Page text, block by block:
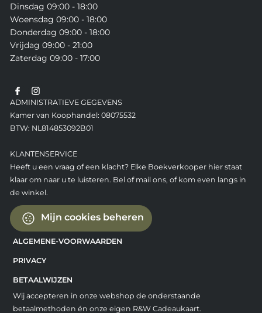
Dinsdag 09:00 - 18:00
Woensdag 09:00 - 18:00
Donderdag 09:00 - 18:00
Vrijdag 09:00 - 21:00
Zaterdag 09:00 - 17:00
ADMINISTRATIEVE GEGEVENS
Kamer van Koophandel: 08075532
BTW: NL814853092B01
KLANTENSERVICE
Heeft u een vraag of een klacht? Elke Boekverkooper hier staat
klaar om naar u te luisteren. Bel of mail ons, of kom even langs in
de winkel.
Mijn cookies beheren
ALGEMENE-VOORWAARDEN
PRIVACY
BETAALWIJZEN
Wij accepteren in onze webshop de onderstaande
betaalmethoden én onze eigen R&W Cadeaukaart.